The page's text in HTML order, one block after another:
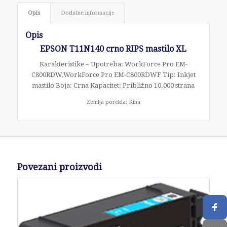
Opis Dodatne informacije
Opis
EPSON T11N140 crno RIPS mastilo XL
Karakteristike – Upotreba: WorkForce Pro EM-
C800RDW,WorkForce Pro EM-C800RDWF Tip: Inkjet
mastilo Boja: Crna Kapacitet: Približno 10.000 strana
Zemlja porekla: Kina
Povezani proizvodi